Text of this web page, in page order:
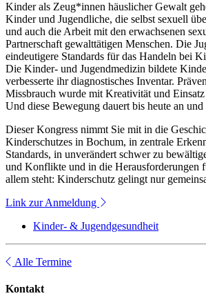
Kinder als Zeug*innen häuslicher Gewalt
Kinder und Jugendliche, die selbst sexuell
und auch die Arbeit mit den erwachsenen
Partnerschaft gewalttätigen Menschen. Die
eindeutigere Standards für das Handeln bei
Die Kinder- und Jugendmedizin bildete
verbesserte ihr diagnostisches Inventar.
Missbrauch wurde mit Kreativität und
Und diese Bewegung dauert bis heute an
Dieser Kongress nimmt Sie mit in die
Kinderschutzes in Bochum, in zentrale
Standards, in unverändert schwer zu
und Konflikte und in die Herausforderungen
allem steht: Kinderschutz gelingt nur
Link zur Anmeldung
Kinder- & Jugendgesundheit
Alle Termine
Kontakt